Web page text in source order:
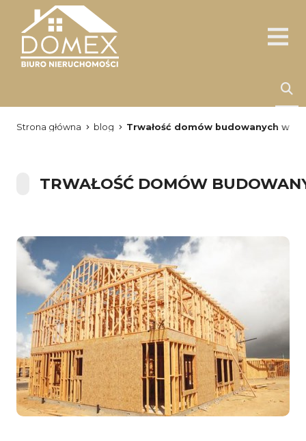
Strona główna blog Trwałość domów budowanych w
TRWAŁOŚĆ DOMÓW